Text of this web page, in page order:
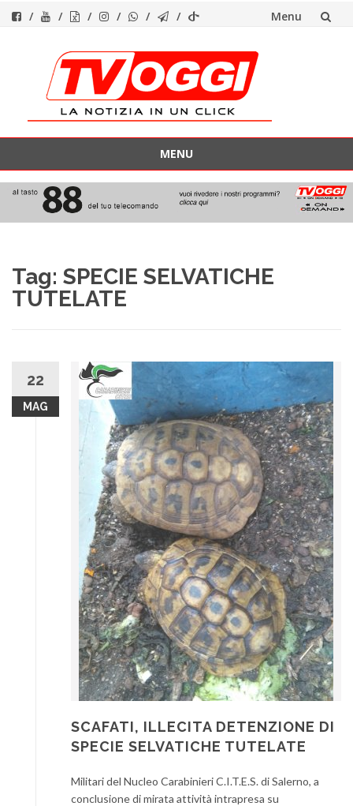
Menu
contenuto
MENU
contenuto
Tag: SPECIE SELVATICHE
TUTELATE
22
MAG
SCAFATI, ILLECITA DETENZIONE DI
SPECIE SELVATICHE TUTELATE
Militari del Nucleo Carabinieri C.I.T.E.S. di Salerno, a
conclusione di mirata attività intrapresa su